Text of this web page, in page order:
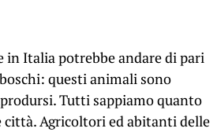
in Italia potrebbe andare di pari
questi animali sono
Tutti sappiamo quanto
città. Agricoltori ed abitanti delle